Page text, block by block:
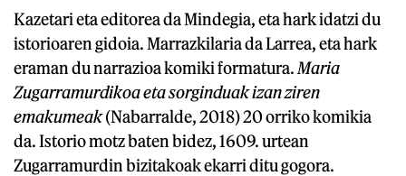
Kazetari eta editorea da Mindegia, eta hark idatzi du
istorioaren gidoia. Marrazkilaria da Larrea, eta hark
eraman du narrazioa komiki formatura. Maria
Zugarramurdikoa eta sorginduak izan ziren
emakumeak(Nabarralde, 2018) 20 orriko komikia
da. Istorio motz baten bidez, 1609. urtean
Zugarramurdin bizitakoak ekarri ditu gogora.